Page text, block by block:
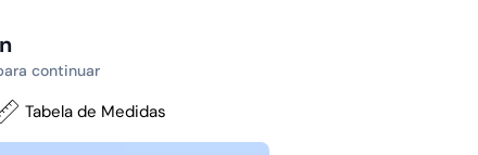
continuar
Tabela de Medidas